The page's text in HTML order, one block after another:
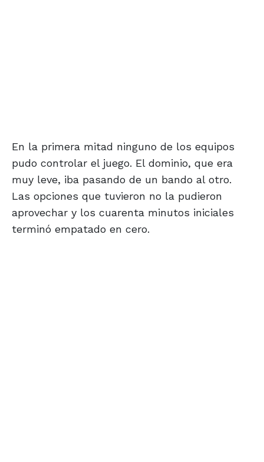
En la primera mitad ninguno de los equipos
pudo controlar el juego. El dominio, que era
muy leve, iba pasando de un bando al otro.
Las opciones que tuvieron no la pudieron
aprovechar y los cuarenta minutos iniciales
terminó empatado en cero.